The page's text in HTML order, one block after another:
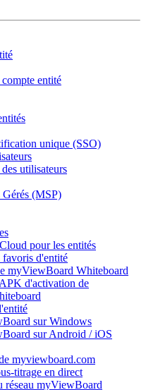
entité
unique (SSO)
utilisateurs
Gérés (MSP)
pour les entités
d'entité
myViewBoard Whiteboard
d'activation de
sur Windows
sur Android / iOS
myviewboard.com
titrage en direct
réseau myViewBoard